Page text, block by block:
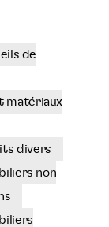
de
matériaux
divers
non